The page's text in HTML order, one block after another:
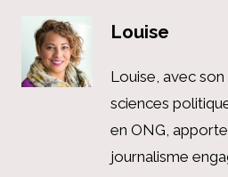
Louise
Louise, avec
sciences
en ONG,
journalisme